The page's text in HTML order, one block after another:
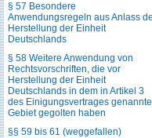
§ 57 Besondere
Anwendungsregeln aus Anlass
Herstellung der Einheit
Deutschlands
§ 58 Weitere Anwendung von
Rechtsvorschriften, die vor
Herstellung der Einheit
Deutschlands in dem in Artikel 3
des Einigungsvertrages
Gebiet gegolten haben
§§ 59 bis 61 (weggefallen)